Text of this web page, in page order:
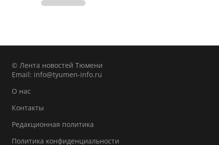
© Лента новостей Тюмени
Email: info@tyumen-info.ru
О нас
Контакты
Редакционная политика
Политика конфиденциальности